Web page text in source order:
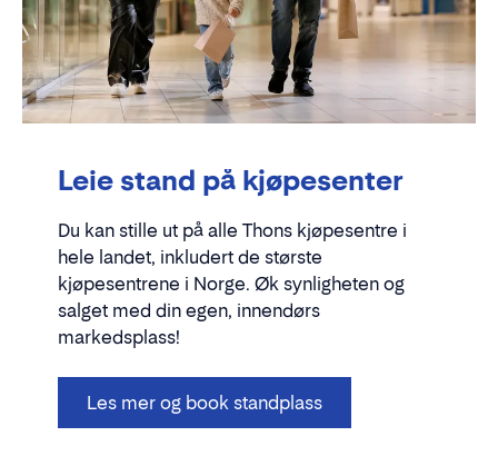
Leie stand på kjøpesenter
Du kan stille ut på alle Thons kjøpesentre i
hele landet, inkludert de største
kjøpesentrene i Norge. Øk synligheten og
salget med din egen, innendørs
markedsplass!
Les mer og book standplass